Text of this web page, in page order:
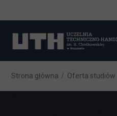
Strona główna Oferta studiów